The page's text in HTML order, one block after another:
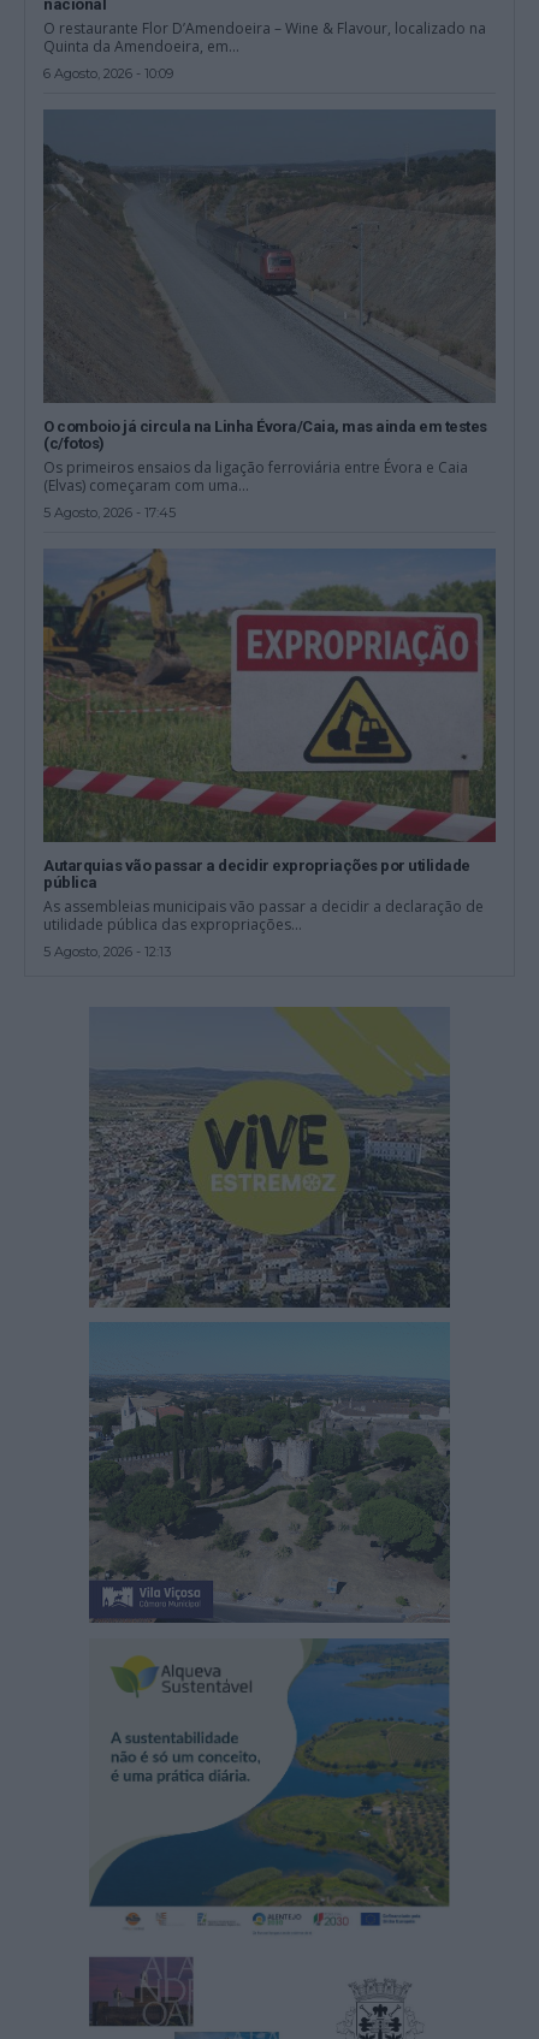
nacional
O restaurante Flor D’Amendoeira – Wine & Flavour, localizado na
Quinta da Amendoeira, em...
6 Agosto, 2026 - 10:09
O comboio já circula na Linha Évora/Caia, mas ainda em testes
(c/fotos)
Os primeiros ensaios da ligação ferroviária entre Évora e Caia
(Elvas) começaram com uma...
5 Agosto, 2026 - 17:45
Autarquias vão passar a decidir expropriações por utilidade
pública
As assembleias municipais vão passar a decidir a declaração de
utilidade pública das expropriações...
5 Agosto, 2026 - 12:13